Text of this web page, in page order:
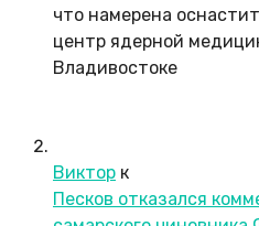
что намерена
центр ядерной
Владивостоке
Виктор к
Песков отказался